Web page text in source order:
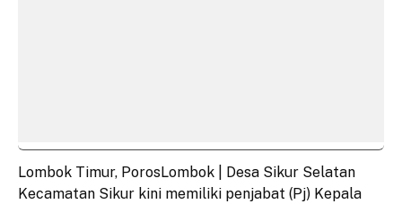
Lombok Timur, PorosLombok | Desa Sikur Selatan
Kecamatan Sikur kini memiliki penjabat (Pj) Kepala